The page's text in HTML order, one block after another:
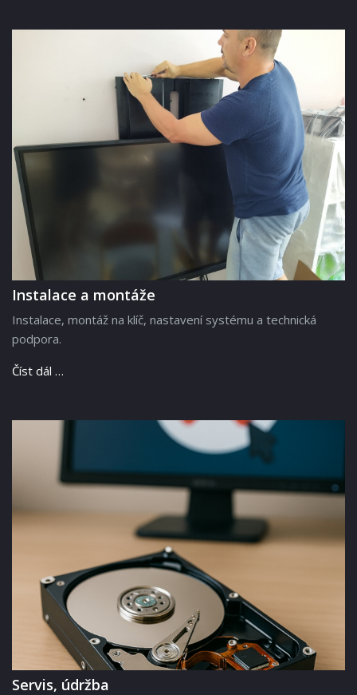
Instalace a montáže
Instalace, montáž na klíč, nastavení systému a technická
podpora.
Číst dál …
Servis, údržba